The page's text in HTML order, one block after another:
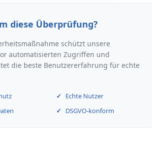
diese Überprüfung?
schützt unsere
automatisierten Zugriffen und
die beste Benutzererfahrung für echte
Echte Nutzer
DSGVO-konform